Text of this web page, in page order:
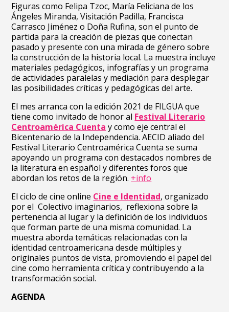
Figuras como Felipa Tzoc, María Feliciana de los
Ángeles Miranda, Visitación Padilla, Francisca
Carrasco Jiménez o Doña Rufina, son el punto de
partida para la creación de piezas que conectan
pasadoy presente con una mirada de género sobre
la construcción de la historia local. La muestra incluye
materiales pedagógicos, infografías y un programa
de actividades paralelas y mediación para desplegar
las posibilidades críticas y pedagógicas del arte.
El mes arranca con la edición 2021 de FILGUA que
tiene como invitado de honor al Festival Literario
Centroamérica Cuenta y como eje central el
Bicentenario de la Independencia. AECID aliado del
Festival Literario Centroamérica Cuenta se suma
apoyando un programa con destacados nombres de
la literatura en español y diferentes foros que
abordan los retos de la región. +info
El ciclo de cine online Cine e Identidad, organizado
por el Colectivo imaginarios, reflexiona sobre la
pertenencia al lugar y la definición de los individuos
que forman parte de una misma comunidad. La
muestra aborda temáticas relacionadas con la
identidad centroamericana desde múltiples y
originales puntos de vista, promoviendo el papel del
cine como herramienta crítica y contribuyendo a la
transformación social.
AGENDA